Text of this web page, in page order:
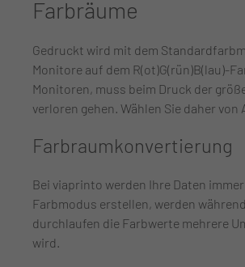
Farbräume
Gedruckt wird mit dem
Monitore auf dem R(ot)G(rün)B(lau)-
Monitoren, muss beim Druck der
verloren gehen. Wählen Sie daher
Farbraumkonvertierung
Bei viaprinto werden Ihre Daten
Farbmodus erstellen, werden
durchlaufen die Farbwerte mehrere
wird.